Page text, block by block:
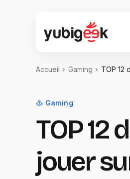
Accueil Gaming TOP 12
Gaming
TOP 12
jouer